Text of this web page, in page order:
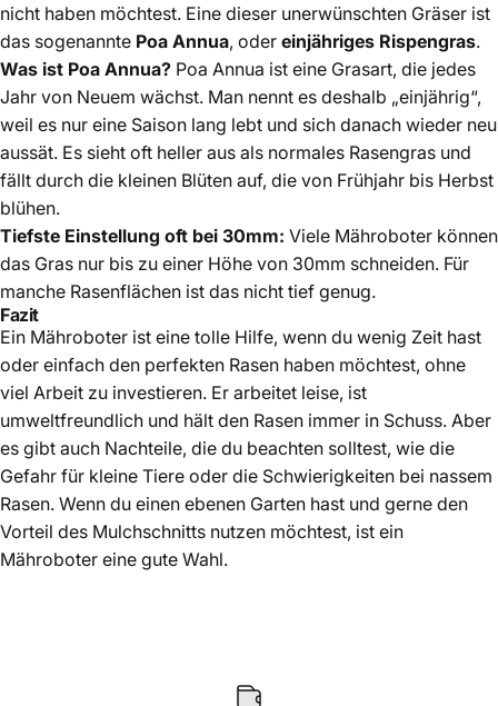
nicht haben möchtest. Eine dieser unerwünschten Gräser ist
das sogenannte Poa Annua, oder einjähriges Rispengras.
Was ist Poa Annua? Poa Annua ist eine Grasart, die jedes
Jahr von Neuem wächst. Man nennt es deshalb „einjährig“,
weil es nur eine Saison lang lebt und sich danach wieder neu
aussät. Es sieht oft heller aus als normales Rasengras und
fällt durch die kleinen Blüten auf, die von Frühjahr bis Herbst
blühen.
Tiefste Einstellung oft bei 30mm: Viele Mähroboter können
das Gras nur bis zu einer Höhe von 30mm schneiden. Für
manche Rasenflächen ist das nicht tief genug.
Fazit
Ein Mähroboter ist eine tolle Hilfe, wenn du wenig Zeit hast
oder einfach den perfekten Rasen haben möchtest, ohne
viel Arbeit zu investieren. Er arbeitet leise, ist
umweltfreundlich und hält den Rasen immer in Schuss. Aber
es gibt auch Nachteile, die du beachten solltest, wie die
Gefahr für kleine Tiere oder die Schwierigkeiten bei nassem
Rasen. Wenn du einen ebenen Garten hast und gerne den
Vorteil des Mulchschnitts nutzen möchtest, ist ein
Mähroboter eine gute Wahl.